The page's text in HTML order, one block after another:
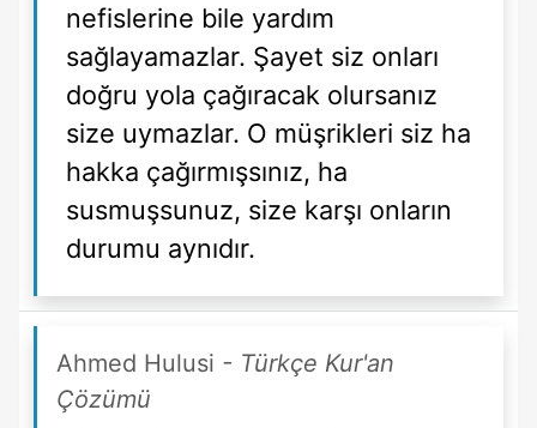
nefislerine bile yardım
sağlayamazlar. Şayet siz onları
doğru yola çağıracak olursanız
size uymazlar. O müşrikleri siz ha
hakka çağırmışsınız, ha
susmuşsunuz, size karşı onların
durumu aynıdır.
Ahmed Hulusi - Türkçe Kur'an
Çözümü